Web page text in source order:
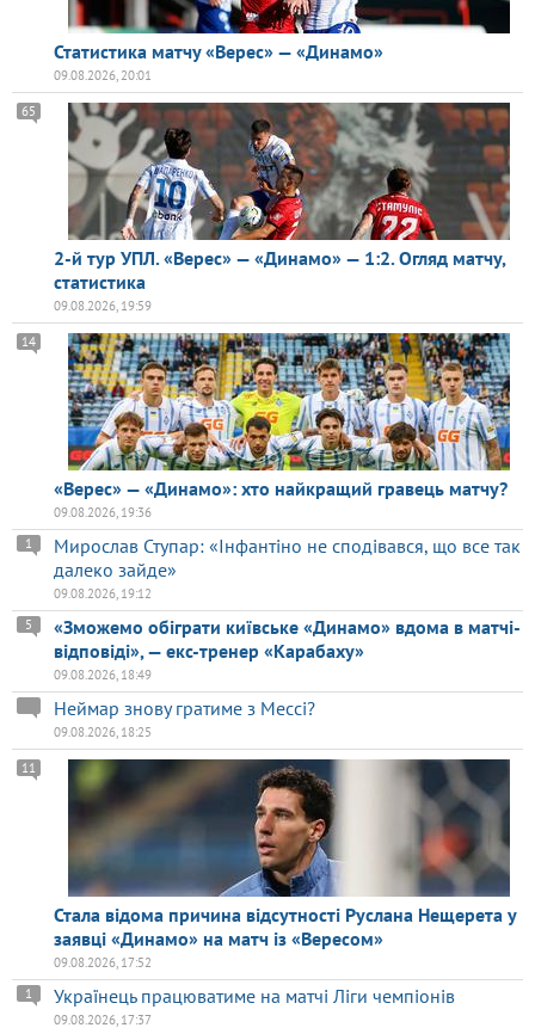
Статистика матчу «Верес» — «Динамо»
09.08.2026, 20:01
2-й тур УПЛ. «Верес» — «Динамо» — 1:2. Огляд матчу,
статистика
65
09.08.2026, 19:59
«Верес» — «Динамо»: хто найкращий гравець матчу?
14
09.08.2026, 19:36
Мирослав Ступар: «Інфантіно не сподівався, що все так
далеко зайде»
1
09.08.2026, 19:12
«Зможемо обіграти київське «Динамо» вдома в матчі-
відповіді», — екс-тренер «Карабаху»
5
09.08.2026, 18:49
Неймар знову гратиме з Мессі?
09.08.2026, 18:25
Стала відома причина відсутності Руслана Нещерета у
заявці «Динамо» на матч із «Вересом»
11
09.08.2026, 17:52
Українець працюватиме на матчі Ліги чемпіонів
1
09.08.2026, 17:37